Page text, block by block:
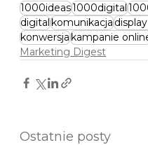
1000ideas1000digital
digitalkomunikacja
konwersjakampanie
Marketing Digest
Ostatnie posty